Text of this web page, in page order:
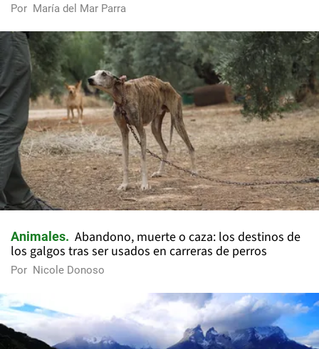
Por María del Mar Parra
Animales
Abandono, muerte o caza: los destinos de
los galgos tras ser usados en carreras de perros
Por Nicole Donoso